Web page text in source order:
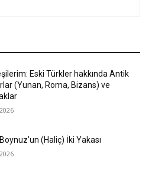
Eski Türkler hakkında Antik
(Yunan, Roma, Bizans) ve
(Haliç) İki Yakası